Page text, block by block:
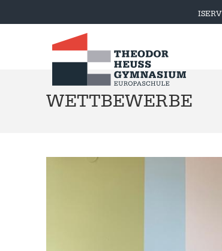
ISERV
WETTBEWERBE